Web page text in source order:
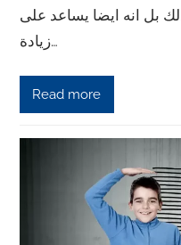
بل انه ايضا يساعد على
زيادة…
Read more